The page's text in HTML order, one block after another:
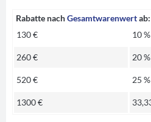
Rabatte nachGesamtwarenwertab:
130 €
10 %
260 € 20 %
520 € 25 %
1300 €